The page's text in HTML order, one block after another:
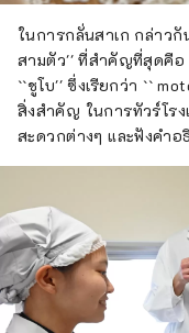
ในการกลั่นสาเก กล่าวกั
สามตัว'' ที่สำคัญที่สุดคือ
``ชูโบ'' ซึ่งเรียกว่า ``
สิ่งสำคัญ ในการทัวร์โร
สะดวกต่างๆ และฟังคำ